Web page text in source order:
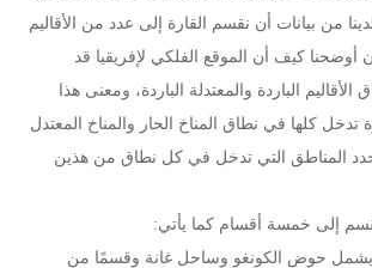
من بيانات أن نقسم القارة إلى عدد من الأقاليم
أوضحنا كيف أن الموقع الفلكي لإفريقيا قد
الباردة والمعتدلة الباردة، ومعنى هذا
تدخل كلها في نطاق المناخ الحار والمناخ المعتدل
نحدد المناطق التي تدخل في كل نطاق من هذين
إلى خمسة أقسام كما يأتي:
ويشمل حوض الكونغو وساحل غانة وقسمًا من